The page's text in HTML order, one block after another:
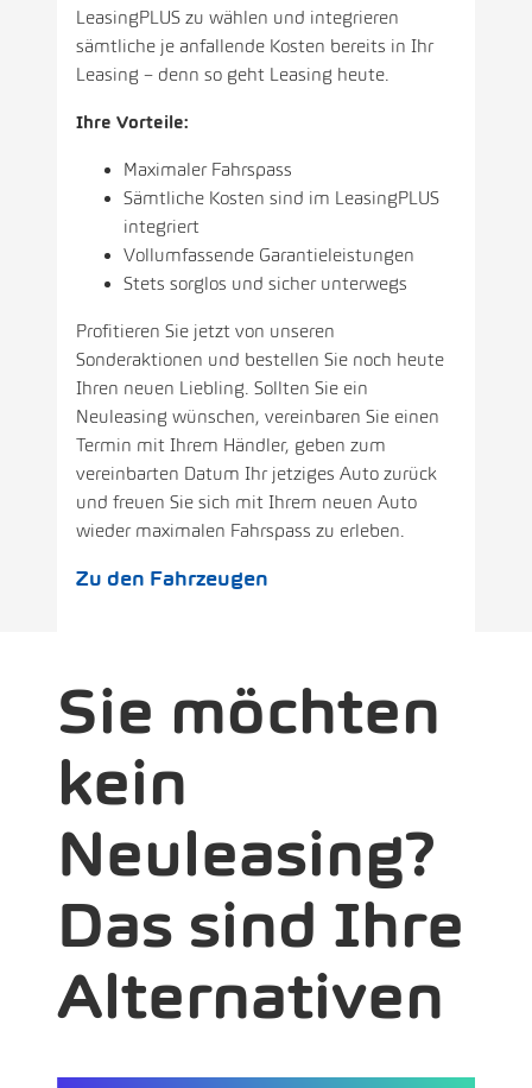
LeasingPLUS zu wählen und integrieren
sämtliche je anfallende Kosten bereits in Ihr
Leasing – denn so geht Leasing heute.
Ihre Vorteile:
Maximaler Fahrspass
Sämtliche Kosten sind im LeasingPLUS
integriert
Vollumfassende Garantieleistungen
Stets sorglos und sicher unterwegs
Profitieren Sie jetzt von unseren
Sonderaktionen und bestellen Sie noch heute
Ihren neuen Liebling. Sollten Sie ein
Neuleasing wünschen, vereinbaren Sie einen
Termin mit Ihrem Händler, geben zum
vereinbarten Datum Ihr jetziges Auto zurück
und freuen Sie sich mit Ihrem neuen Auto
wieder maximalen Fahrspass zu erleben.
Zu den Fahrzeugen
Sie möchten
kein
Neuleasing?
Das sind Ihre
Alternativen